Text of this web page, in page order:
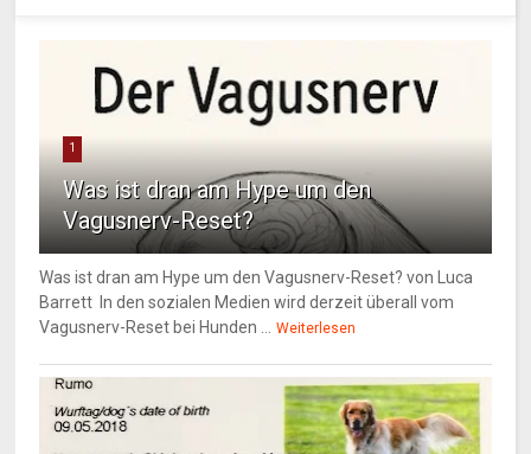
1
Was ist dran am Hype um den
Vagusnerv-Reset?
Was ist dran am Hype um den Vagusnerv-Reset? von Luca
Barrett In den sozialen Medien wird derzeit überall vom
Vagusnerv-Reset bei Hunden ... Weiterlesen